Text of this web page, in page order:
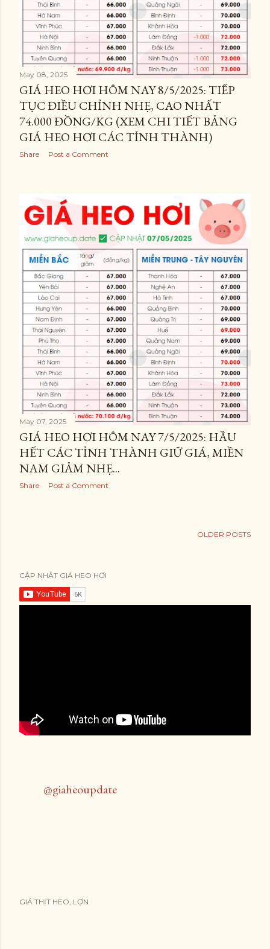
May 08, 2025
GIÁ HEO HƠI HÔM NAY 8/5/2025: TIẾP
TỤC ĐIỀU CHỈNH NHẸ, CAO NHẤT
74.000 ĐỒNG/KG (XEM CHI TIẾT BẢNG
GIÁ HEO HƠI CÁC TỈNH THÀNH)
Share Post a Comment
May 07, 2025
GIÁ HEO HƠI HÔM NAY 7/5/2025: HẦU
HẾT CÁC TỈNH THÀNH GIỮ GIÁ, MIỀN
NAM GIẢM NHẸ...
Share Post a Comment
OLDER POSTS
CẬP NHẬT GIÁ HEO HƠI
@giaheoupdate
GIÁ THỊT HEO, LỢN